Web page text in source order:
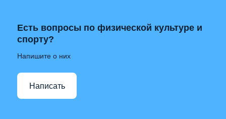
Есть вопросы по физической культуре и
спорту?
Напишите о них
Написать